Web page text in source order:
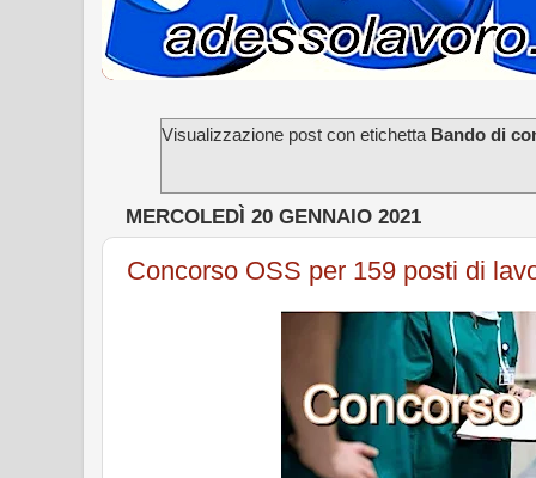
Visualizzazione post con etichetta Bando di
MERCOLEDÌ 20 GENNAIO 2021
Concorso OSS per 159 posti di